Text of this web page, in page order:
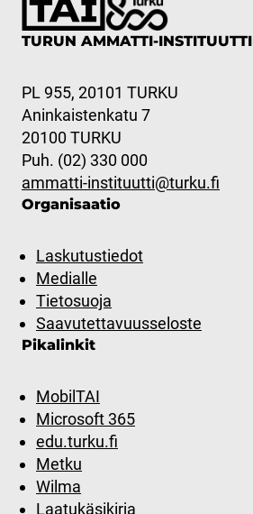
TURUN AMMATTI-INSTITUUTTI
PL 955, 20101 TURKU
Aninkaistenkatu 7
20100 TURKU
Puh. (02) 330 000
ammatti-instituutti@turku.fi
Organisaatio
Laskutustiedot
Medialle
Tietosuoja
Saavutettavuusseloste
Pikalinkit
MobilTAI
Microsoft 365
edu.turku.fi
Metku
Wilma
Laatukäsikirja